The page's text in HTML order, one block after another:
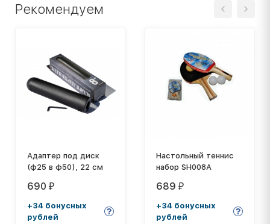
Рекомендуем
Адаптер под диск
(ф25 в ф50), 22 см
690 ₽
+34 бонусных
рублей
Настольный теннис
набор SH008A
689 ₽
+34 бонусных
рублей